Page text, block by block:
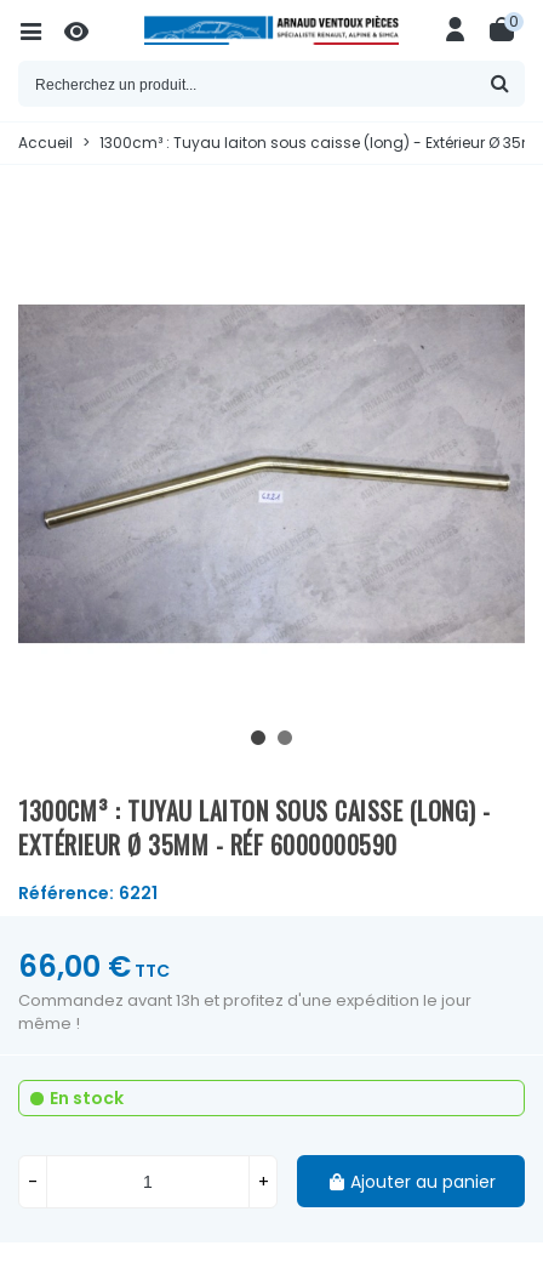
0
Accueil > 1300cm³ : Tuyau laiton sous caisse (long) - Extérieur Ø
1300CM³ : TUYAU LAITON SOUS CAISSE (LONG) -
EXTÉRIEUR Ø 35MM - RÉF 6000000590
Référence: 6221
66,00 € TTC
Commandez avant 13h et profitez d'une expédition le jour
même !
En stock
- + Ajouter au panier